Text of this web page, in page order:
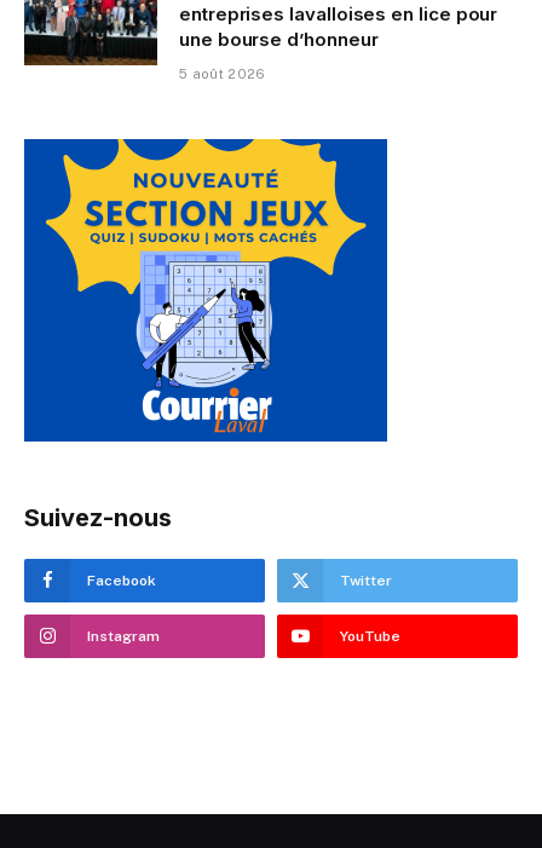
entreprises lavalloises en lice pour
une bourse d’honneur
5 août 2026
Suivez-nous
Facebook Twitter
Instagram YouTube